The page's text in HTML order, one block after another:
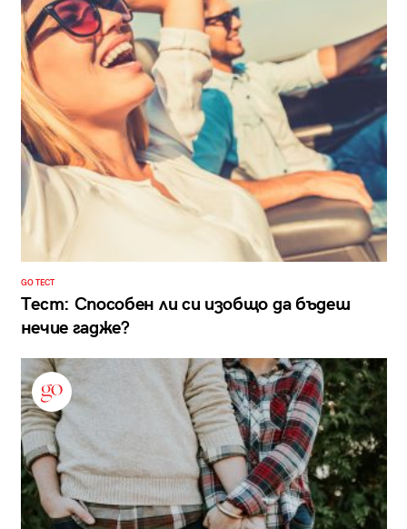
GO ТЕСТ
Тест: Способен ли си изобщо да бъдеш
нечие гадже?